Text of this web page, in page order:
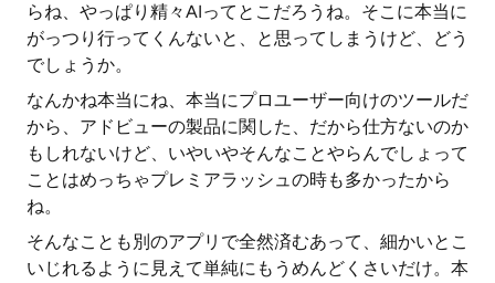
らね、やっぱり精々AIってとこだろうね。そこに本当に
がっつり行ってくんないと、と思ってしまうけど、どう
でしょうか。
なんかね本当にね、本当にプロユーザー向けのツールだ
から、アドビューの製品に関した、だから仕方ないのか
もしれないけど、いやいやそんなことやらんでしょって
ことはめっちゃプレミアラッシュの時も多かったから
ね。
そんなことも別のアプリで全然済むあって、細かいとこ
いじれるように見えて単純にもうめんどくさいだけ。本